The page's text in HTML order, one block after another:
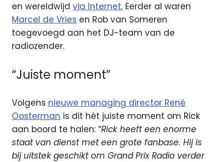
en wereldwijd via Internet. Eerder al waren
Marcel de Vries en Rob van Someren
toegevoegd aan het DJ-team van de
radiozender.
“Juiste moment”
Volgens nieuwe managing director René
Oosterman is dit hét juiste moment om Rick
aan boord te halen: “Rick heeft een enorme
staat van dienst met een grote fanbase. Hij is
bij uitstek geschikt om Grand Prix Radio verder